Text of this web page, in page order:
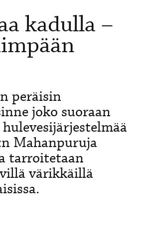
kadulla –
peräisin
joko suoraan
Mahanpuruja
tarroitetaan
värikkäillä